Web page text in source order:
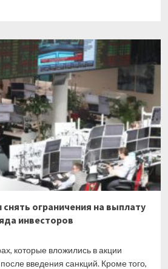
ограничения на выплату
инвесторов
которые вложились в акции
введения санкций. Кроме того,